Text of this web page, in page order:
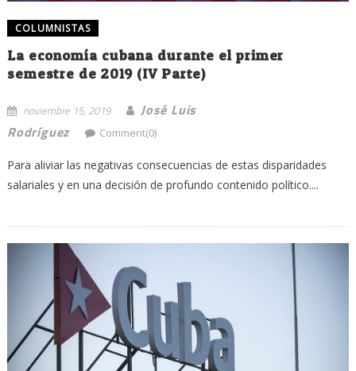
COLUMNISTAS
La economía cubana durante el primer
semestre de 2019 (IV Parte)
noviembre 15, 2019
José Luis
Rodríguez
Comment(0)
Para aliviar las negativas consecuencias de estas disparidades
salariales y en una decisión de profundo contenido político....